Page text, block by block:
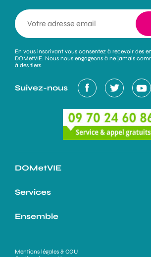
DOMetVIE
Notre histoire
Services
Nos services
Demande de devis
Ensemble
En vous inscrivant vous consentez à recevoir des
DOMetVIE. Nous nous engageons à ne jamais
à des tiers.
Suivez-nous
Mentions légales & CGU